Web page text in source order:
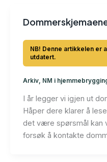
Arkiv, NM i
I år legger vi igjen ut
Håper dere klarer å
det være spørsmål kan
forsøk å kontakte